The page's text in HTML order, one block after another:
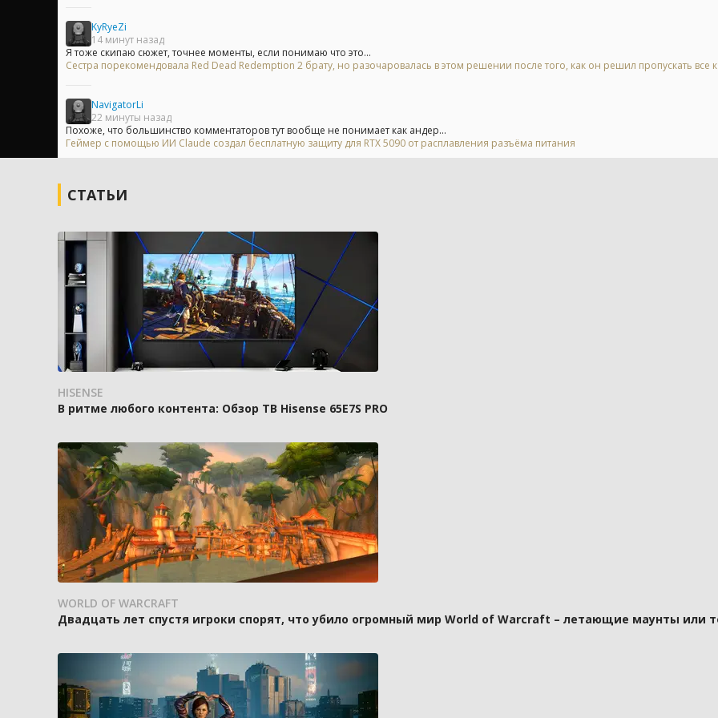
KyRyeZi
14 минут назад
Я тоже скипаю сюжет, точнее моменты, если понимаю что это...
Сестра порекомендовала Red Dead Redemption 2 брату, но разочаровалась в этом решении после того, как он решил пропускать все
NavigatorLi
22 минуты назад
Похоже, что большинство комментаторов тут вообще не понимает как андер...
Геймер с помощью ИИ Claude создал бесплатную защиту для RTX 5090 от расплавления разъёма питания
СТАТЬИ
HISENSE
В ритме любого контента: Обзор ТВ Hisense 65E7S PRO
WORLD OF WARCRAFT
Двадцать лет спустя игроки спорят, что убило огромный мир World of Warcraft – летающие маунты или